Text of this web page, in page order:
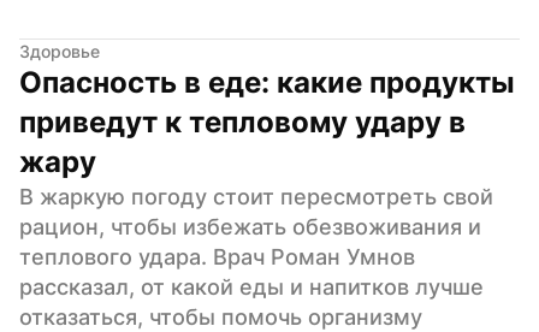
Здоровье
Опасность в еде: какие продукты
приведут к тепловому удару в
жару
В жаркую погоду стоит пересмотреть свой
рацион, чтобы избежать обезвоживания и
теплового удара. Врач Роман Умнов
рассказал, от какой еды и напитков лучше
отказаться, чтобы помочь организму